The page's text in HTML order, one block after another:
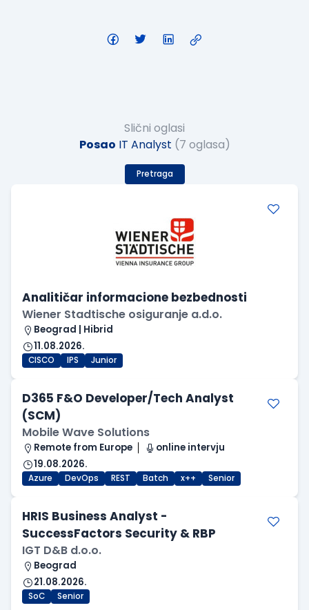
Slični oglasi
Posao IT Analyst (7 oglasa)
Pretraga
Analitičar informacione bezbednosti
Wiener Stadtische osiguranje a.d.o.
Beograd | Hibrid
11.08.2026.
CISCO IPS Junior
D365 F&O Developer/Tech Analyst
(SCM)
Mobile Wave Solutions
Remote from Europe
online intervju
19.08.2026.
Azure DevOps REST Batch x++ Senior
HRIS Business Analyst -
SuccessFactors Security & RBP
IGT D&B d.o.o.
Beograd
21.08.2026.
SoC Senior